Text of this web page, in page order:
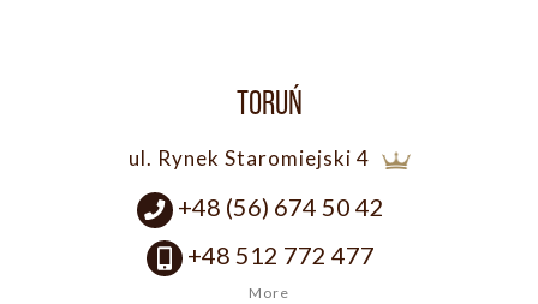
TORUŃ
ul. Rynek Staromiejski 4
+48 (56) 674 50 42
+48 512 772 477
More